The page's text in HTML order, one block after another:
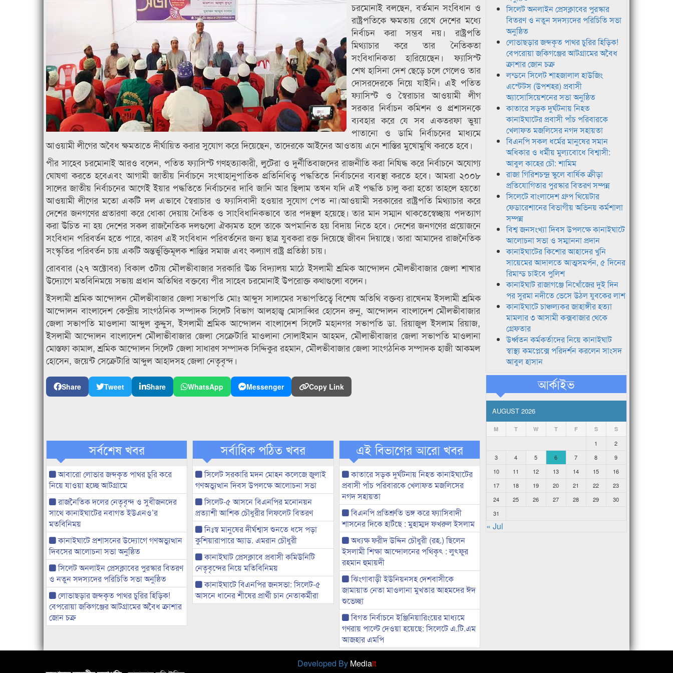
চরমোনাই বলছেন, বর্তমান সংবিধান ও
রাষ্ট্রপতিকে ক্ষমতায় রেখে দেশের মধ্যে
নির্বাচন করা সম্ভব নয়। রাষ্ট্রপতি
মিথ্যাচার করে তার নৈতিকতা
সংবিধানিকতা হারিয়েছেন। ফ্যাসিস্ট
শেখ হাসিনা দেশ ছেড়ে চলে গেলেও তার
দোসরদেরকে নিয়ে যাইনি। এই পতিত
ফ্যাসিস্ট ও স্বৈরাচার আওয়ামী লীগ
সরকার নির্বাচন কমিশন ও প্রশাসনকে
ব্যবহার করে যে সব একতরফা ভুয়া
পাতানো ও ডামি নির্বাচনের মাধ্যমে
আওয়ামী লীগের অবৈধ ক্ষমতাতে দীর্ঘায়িত করার সুযোগ করে দিয়েছেন, তাদেরকে আইনের আওতায় এনে শাস্তির মুখোমুখি করতে হবে।
পীর সাহেব চরমোনাই আরও বলেন, পতিত ফ্যাসিস্ট গণহত্যাকারী, লুটেরা ও দুর্নীতিবাজদের রাজনীতি করা নিষিদ্ধ করে নির্বাচনে অযোগ্য
ঘোষণা করতে হবেএবং আগামী জাতীয় নির্বাচনে সংখাহানুপাতিক প্রতিনিধিত্ব পদ্ধতিতে নির্বাচনের ব্যবস্থা করতে হবে। আমরা ২০০৮
সালের জাতীয় নির্বাচনের আগেই ইয়ার পদ্ধতিতে নির্বাচনের দাবি জানি আর ছিলাম তখন যদি এই পদ্ধতি চালু করা হতো তাহলে হয়তো
আওয়ামী লীগের মতো একটি দল এভাবে স্বৈরাচার ও ফ্যাসিবাদী হওয়ার সুযোগ পেত না।আওয়ামী সরকারের রাষ্ট্রপতি মিথ্যাচার করে
দেশের জনগণের প্রতারণা করে ধোকা দেয়ায় নৈতিক ও সাংবিধানিকভাবে তার পদস্থল হয়েছে। তার মান সম্মান থাকতেস্বেচ্ছায় পদত্যাগ
করা উচিত না হয় দেশের সকল রাজনৈতিক দলগুলো ঐক্যমত হলে তাকে অপমানিত হয় বিদায় নিতে হবে। দেশের জনগণের প্রয়োজনে
সংবিধান পরিবর্তন হতে পারে, কারণ এই সংবিধান পরিবর্তনের জন্য ছাত্র যুবকরা রক্ত দিয়েছে জীবন দিয়াছে। তারা আমাদের রাজনৈতিক
সংস্কৃতির পরিবর্তন চায় একটি অন্তর্ভুক্তিমূলক শান্তির সমাজ এবং কল্যাণ রাষ্ট্র প্রতিষ্ঠা চায়।
রোববার (২৭ অক্টোবর) বিকাল ৩টায় মৌলভীবাজার সরকারি উচ্চ বিদ্যালয় মাঠে ইসলামী শ্রমিক আন্দোলন মৌলভীবাজার জেলা শাখার
উদ্যোগে মতবিনিময়ে সভায় প্রধান অতিথির বক্তব্যে পীর সাহেব চরমোনাই উপরোক্ত কথাগুলো বলেন।
ইসলামী শ্রমিক আন্দোলন মৌলভীবাজার জেলা সভাপতি মোঃ আব্দুস সালামের সভাপতিত্বে বিশেষ অতিথি বক্তব্য রাখেনম ইসলামী শ্রমিক
আন্দোলন বাংলাদেশ কেন্দ্রীয় সাংগঠনিক সম্পাদক সিলেট বিভাগ আলহাজ্ব মোসাব্বির হোসেন রুনু, আন্দোলন বাংলাদেশ মৌলভীবাজার
জেলা সভাপতি মাওলানা আব্দুল কুদ্দুস, ইসলামী শ্রমিক আন্দোলন বাংলাদেশ সিলেট মহানগর সভাপতি ডা. রিয়াজুল ইসলাম রিয়াজ,
ইসলামী আন্দোলন বাংলাদেশ মৌলাভীবাজার জেলা সেক্রেটারি মাওলানা সোলাইমান আহমদ, মৌলাভীবাজার জেলা সভাপতি মাওলানা
মোস্তফা কামাল, শ্রমিক আন্দোলন সিলেট জেলা সাধারণ সম্পাদক সিদ্দিকুর রহমান, মৌলভীবাজার জেলা সাংগঠনিক সম্পাদক হাজী আকমল
হোসেন, জয়েন্ট সেক্রেটারি আব্দুল আহাদসহ জেলা নেতৃবৃন্দ।
Share Tweet Share WhatsApp Messenger Copy Link
সর্বশেষ খবর
আবারো লোভার জব্দকৃত পাথর চুরি করে
নিয়ে যাওয়া হচ্ছে আটগ্রামে
রাজনৈতিক দলের নেতৃবৃন্দ ও সুধীজনদের
সাথে কানাইঘাটের নবাগত ইউএনও’র
মতবিনিময়
কানাইঘাটে প্রশাসনের উদ্যোগে গণঅভ্যুত্থান
দিবসের আলোচনা সভা অনুষ্ঠিত
সিলেট অনলাইন প্রেসক্লাবের পুরস্কার বিতরণ
ও নতুন সদস্যদের পরিচিতি সভা অনুষ্ঠিত
লোভাছড়ার জব্দকৃত পাথর চুরির হিড়িক!
বেপরোয়া জকিগঞ্জের আটগ্রামের অবৈধ ক্রাশার
জোন চক্র
সর্বাধিক পঠিত খবর
সিলেট সরকারি মদন মোহন কলেজে জুলাই
গণঅভ্যুত্থান দিবস উপলক্ষে আলোচনা সভা
সিলেট-৫ আসনে বিএনপির মনোনয়ন
প্রত্যাশী আশিক চৌধুরীর লিফলেট বিতরণ
নিঃস্ব মানুষের দীর্ঘশ্বাস শুনতে ধসে পড়া
কুশিয়ারাপারে অ্যাড. এমরান চৌধুরী
কানাইঘাট প্রেসক্লাবে প্রবাসী কমিউনিটি
নেতৃবৃন্দের নিয়ে মতিবিনিময়
কানাইঘাটে বিএনপির জনসভা: সিলেট-৫
আসনে ধানের শীষের প্রার্থী চান নেতাকর্মীরা
এই বিভাগের আরো খবর
কাতারে সড়ক দুর্ঘটনায় নিহত কানাইঘাটের
প্রবাসী পাঁচ পরিবারকে খেলাফত মজলিসের
নগদ সহায়তা
বিএনপি প্রতিশ্রুতি ভঙ্গ করে ফ্যাসিবাদী
শাসনের দিকে হাটঁছে : মুহাম্মদ ফখরুল ইসলাম
অধ্যক্ষ ফরীদ উদ্দিন চৌধুরী (রহ.) ছিলেন
ইসলামী শিক্ষা আন্দোলনের পথিকৃৎ : লুৎফুর
রহমান হুমায়দী
ঝিংগাবাড়ী ইউনিয়নসহ দেশবাসীকে
জামায়াত নেতা মাওলানা মুখতার আহমদের ঈদ
শুভেচ্ছা
বিগত নির্বাচনে ইঞ্জিনিয়ারিংয়ের মাধ্যমে
গণরায় পাল্টে দেওয়া হয়েছে: সিলেটে এ.টি.এম
আজহার এমপি
সিলেট অনলাইন প্রেসক্লাবের পুরস্কার
বিতরণ ও নতুন সদস্যদের পরিচিতি সভা
অনুষ্ঠিত
লোভাছড়ার জব্দকৃত পাথর চুরির হিড়িক!
বেপরোয়া জকিগঞ্জের আটগ্রামের অবৈধ
ক্রাশার জোন চক্র
লন্ডনে সিলেট শাহজালাল হাউজিং
এস্টেটস (উপশহর) প্রবাসী
অ্যাসোসিয়েশনের সভা অনুষ্ঠিত
কাতারে সড়ক দুর্ঘটনায় নিহত
কানাইঘাটের প্রবাসী পাঁচ পরিবারকে
খেলাফত মজলিসের নগদ সহায়তা
বিএনপি সকল ধর্মের মানুষের সমান
অধিকার ও ধর্মীয় মুল্যবোধে বিশ্বাসী:
আবুল কাহের চৌ: শামিম
রাজা গিরিশচন্দ্র স্কুলে বার্ষিক ক্রীড়া
প্রতিযোগিতার পুরস্কার বিতরণ সম্পন্ন
সিলেটে বাংলাদেশ গ্রুপ থিয়েটার
ফেডারেশানের বিভাগীয় অভিনয় কর্মশালা
সম্পন্ন
বিশ্ব জনসংখ্যা দিবস উপলক্ষে কানাইঘাটে
আলোচনা সভা ও সম্মাননা প্রদান
কানাইঘাটের কিশোর আহাদের খুনি
সায়েমের আদালতে আত্মসমর্পন, ৫ দিনের
রিমান্ড চাইবে পুলিশ
কানাইঘাট রাজাগঞ্জে নিখোঁজের দুই দিন
পর সুরমা নদীতে ভেসে উঠল যুবকের লাশ
কানাইঘাটে চাঞ্চল্যকর জাহাঙ্গীর হত্যা
মামলার ৩ আসামী কক্সবাজার থেকে
গ্রেফতার
উর্ধ্বতন কর্মকর্তাদের নিয়ে কানাইঘাট
স্বাস্থ্য কমপ্লেক্সে পরিদর্শন করলেন সাংসদ
আবুল হাসান
আর্কাইভ
AUGUST 2026
M T W T F S S
1
2
3
4 5 6 7 8
9
10
11 12 13 14 15
16
17
18 19 20 21 22
23
24
25 26 27 28 29
30
31
« Jul
Developed By Mediait